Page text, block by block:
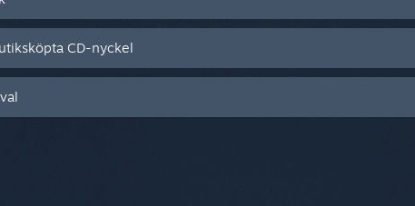
CD-nyckel